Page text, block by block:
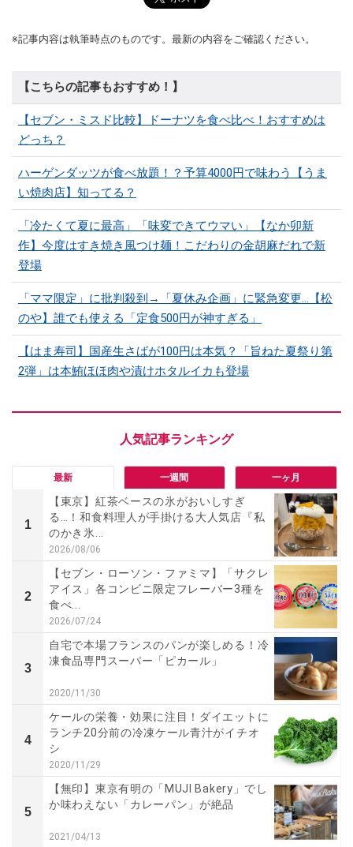
※記事内容は執筆時点のものです。最新の内容をご確認ください。
【こちらの記事もおすすめ！】
【セブン・ミスド比較】ドーナツを食べ比べ！おすすめは
どっち？
ハーゲンダッツが食べ放題！？予算4000円で味わう【うま
い焼肉店】知ってる？
「冷たくて夏に最高」「味変できてウマい」【なか卯新
作】今度はすき焼き風つけ麺！こだわりの金胡麻だれで新
登場
「ママ限定」に批判殺到→「夏休み企画」に緊急変更…【松
のや】誰でも使える「定食500円が神すぎる」
【はま寿司】国産生さばが100円は本気？「旨ねた夏祭り第
2弾」は本鮪ほほ肉や漬けホタルイカも登場
最新 一週間 一ヶ月
1
【東京】紅茶ベースの氷がおいしすぎ
る…！和食料理人が手掛ける大人気店『私
のかき氷...
2026/08/06
2
【セブン・ローソン・ファミマ】「サクレ
アイス」各コンビニ限定フレーバー3種を
食べ...
2026/07/24
3
自宅で本場フランスのパンが楽しめる！冷
凍食品専門スーパー「ピカール」
2020/11/30
4
ケールの栄養・効果に注目！ダイエットに
ランチ20分前の冷凍ケール青汁がイチオ
シ
2020/11/29
5
【無印】東京有明の「MUJI Bakery」でし
か味わえない「カレーパン」が絶品
2021/04/13